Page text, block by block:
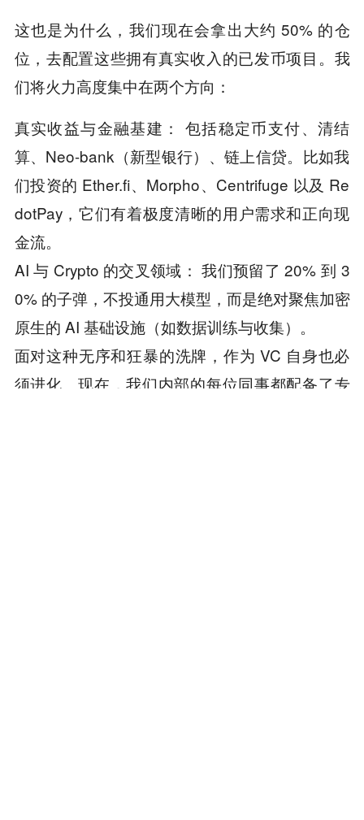
这也是为什么，我们现在会拿出大约 50% 的仓
位，去配置这些拥有真实收入的已发币项目。我
们将火力高度集中在两个方向：
真实收益与金融基建： 包括稳定币支付、清结
算、Neo-bank（新型银行）、链上信贷。比如我
们投资的 Ether.fi、Morpho、Centrifuge 以及 Re
dotPay，它们有着极度清晰的用户需求和正向现
金流。
AI 与 Crypto 的交叉领域： 我们预留了 20% 到 3
0% 的子弹，不投通用大模型，而是绝对聚焦加密
原生的 AI 基础设施（如数据训练与收集）。
面对这种无序和狂暴的洗牌，作为 VC 自身也必
须进化。现在，我们内部的每位同事都配备了专